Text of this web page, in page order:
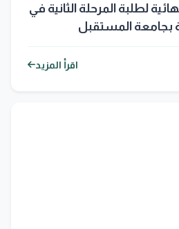
لطلبة المرحلة الثانية في
بجامعة المستقبل
اقرأ المزيد